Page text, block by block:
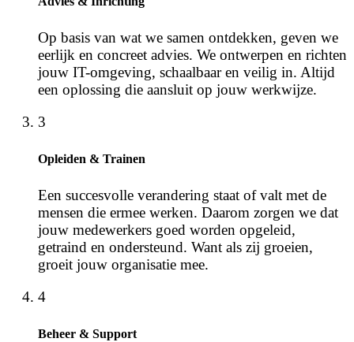
Op basis van wat we samen ontdekken, geven we
eerlijk en concreet advies. We ontwerpen en richten
jouw IT-omgeving, schaalbaar en veilig in. Altijd
een oplossing die aansluit op jouw werkwijze.
3
Opleiden & Trainen
Een succesvolle verandering staat of valt met de
mensen die ermee werken. Daarom zorgen we dat
jouw medewerkers goed worden opgeleid,
getraind en ondersteund. Want als zij groeien,
groeit jouw organisatie mee.
4
Beheer & Support